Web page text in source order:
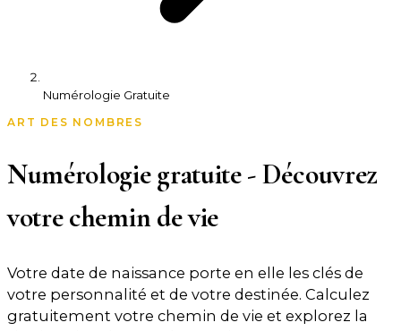
Numérologie Gratuite
ART DES NOMBRES
Numérologie gratuite - Découvrez
votre chemin de vie
Votre date de naissance porte en elle les clés de
votre personnalité et de votre destinée. Calculez
gratuitement votre chemin de vie et explorez la